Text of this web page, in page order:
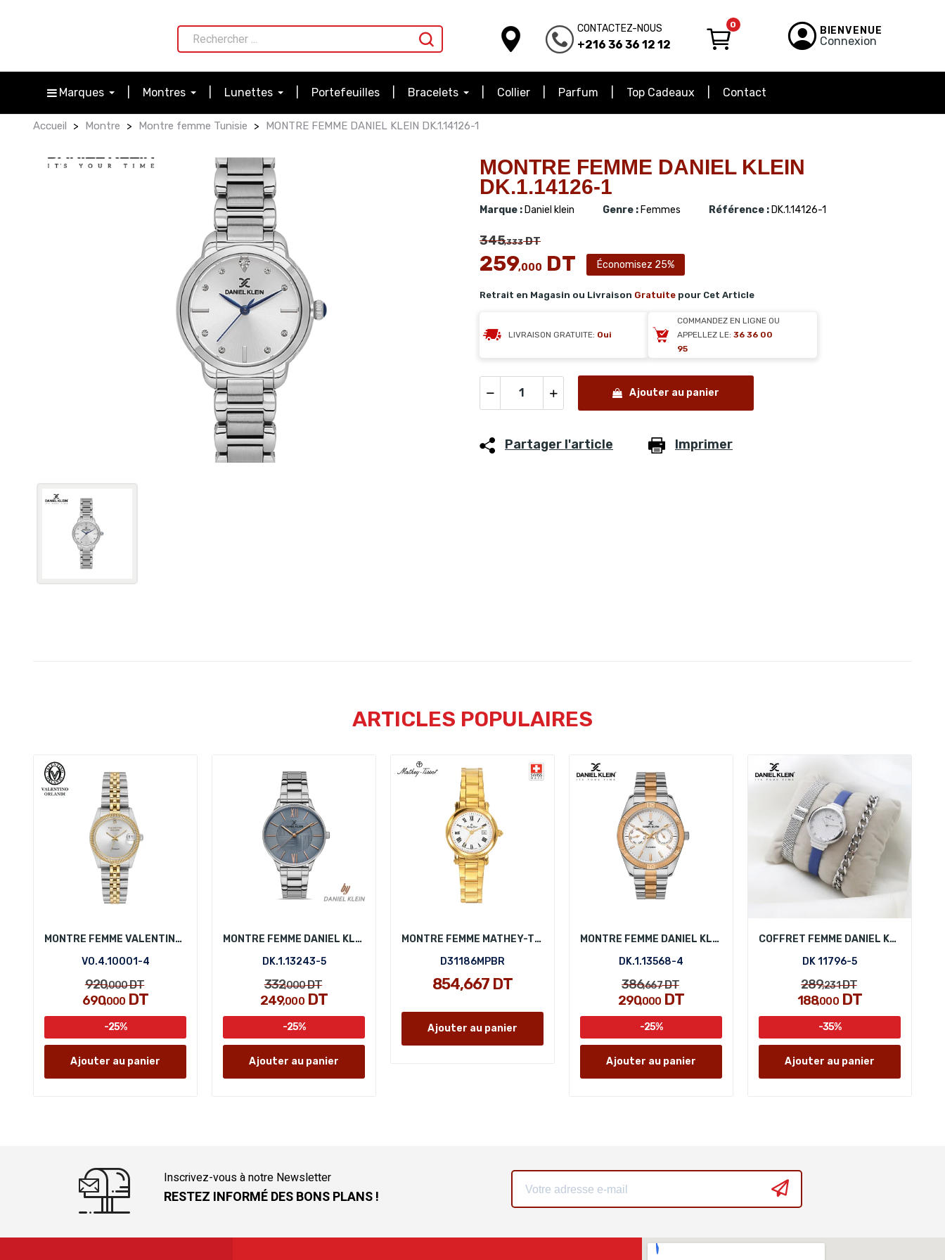
CONTACTEZ-NOUS
+216 36 36 12 12
0 BIENVENUE
Connexion
Marques Montres Lunettes Portefeuilles Bracelets Collier Parfum Top Cadeaux Contact
Accueil Montre Montre femme Tunisie MONTRE FEMME DANIEL KLEIN DK.1.14126-1
MONTRE FEMME DANIEL KLEIN
DK.1.14126-1
Marque : Daniel klein Genre : Femmes Référence : DK.1.14126-1
345,333DT
259,000 DT Économisez 25%
Retrait en Magasin ou Livraison Gratuite pour Cet Article
LIVRAISON GRATUITE: Oui
COMMANDEZ EN LIGNE OU
APPELLEZ LE: 36 36 00
95
Ajouter au panier
Partager l'article Imprimer
ARTICLES POPULAIRES
MONTRE FEMME VALENTINO ORLANDI VO.4.10001-4
VO.4.10001-4
920,000DT
690,000 DT
-25%
Ajouter au panier
MONTRE FEMME DANIEL KLEIN DK.1.13243-5
DK.1.13243-5
332,000DT
249,000DT
-25%
Ajouter au panier
MONTRE FEMME MATHEY-TISSOT D31186MPBR
D31186MPBR
854,667 DT
Ajouter au panier
MONTRE FEMME DANIEL KLEIN DK.1.13568-4
DK.1.13568-4
386,667DT
290,000 DT
-25%
Ajouter au panier
COFFRET FEMME DANIEL KLEIN DK 11796-5
DK 11796-5
289,231DT
188,000DT
-35%
Ajouter au panier
Inscrivez-vous à notre Newsletter
RESTEZ INFORMÉ DES BONS PLANS !